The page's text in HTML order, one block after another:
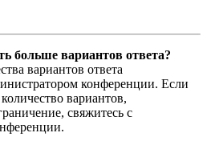
больше вариантов ответа?
вариантов ответа
конференции. Если
вариантов,
свяжитесь с